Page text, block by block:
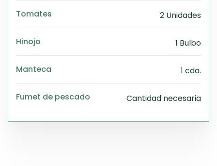
Tomates 2 Unidades
Hinojo 1 Bulbo
Manteca 1 cda.
Fumet de pescado Cantidad necesaria